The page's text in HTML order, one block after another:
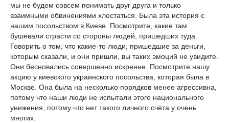
мы не будем совсем понимать друг друга и только
взаимными обвинениями хлестаться. Была эта история с
нашим посольством в Киеве. Посмотрите, какие там
бушевали страсти со стороны людей, пришедших туда.
Говорить о том, что какие-то люди, пришедшие за деньги,
которым сказали, и они пришли, вы таких эмоций не увидите.
Они бесновались совершенно искренне. Посмотрите нашу
акцию у киевского украинского посольства, которая была в
Москве. Она была на несколько порядков менее агрессивна,
потому что наши люди не испытали этого национального
унижения, потому что нет такого личного счёта у очень
многих.